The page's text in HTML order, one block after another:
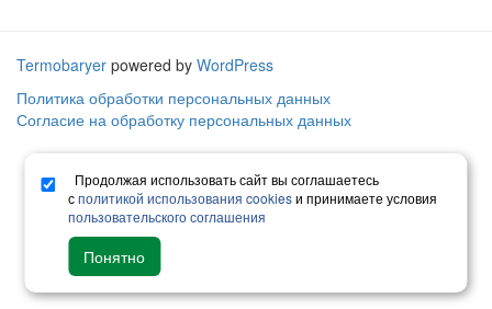
Termobaryer powered by WordPress
Политика обработки персональных данных
Согласие на обработку персональных данных
Продолжая использовать сайт вы соглашаетесь
сполитикой использования cookiesи принимаете условия
пользовательского соглашения
Понятно